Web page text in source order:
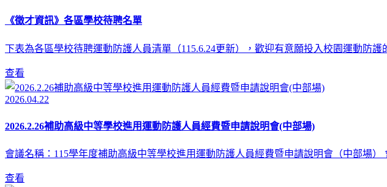
《徵才資訊》各區學校待聘名單
下表為各區學校待聘運動防護人員清單（115.6.24更新），歡迎有意願投入校園運動防護
查看
2026.04.22
2026.2.26補助高級中等學校進用運動防護人員經費暨申請說明會(中部場)
會議名稱：115學年度補助高級中等學校進用運動防護人員經費暨申請說明會（中部場）
查看